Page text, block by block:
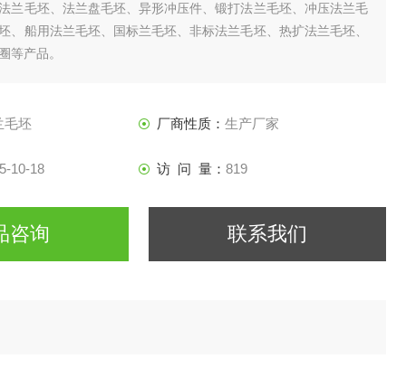
兰毛坯、法兰盘毛坯、异形冲压件、锻打法兰毛坯、冲压法兰毛
、船用法兰毛坯、国标兰毛坯、非标法兰毛坯、热扩法兰毛坯、
等产品。
毛坯 厂商性质： 生产厂家
10-18 访 问 量： 819
咨询 联系我们